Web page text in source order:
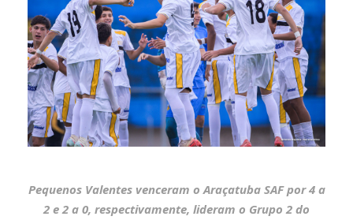
Pequenos Valentes venceram o Araçatuba SAF por 4 a
2 e 2 a 0, respectivamente, lideram o Grupo 2 do